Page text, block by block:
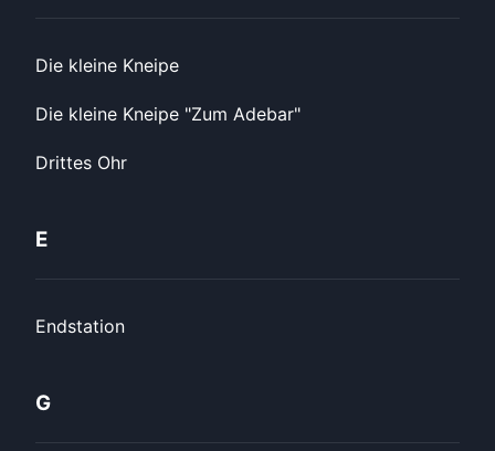
Die kleine Kneipe
Die kleine Kneipe "Zum Adebar"
Drittes Ohr
E
Endstation
G